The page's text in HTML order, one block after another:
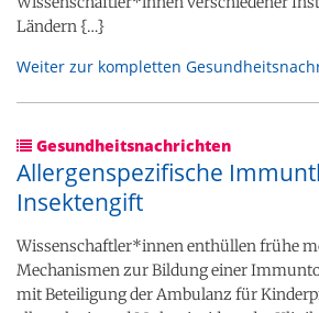
Ländern {…}
Weiter zur kompletten
Gesundheitsnachrichten
Allergenspezifische
Insektengift
Wissenschaftler*innen enthüllen frühe
Mechanismen zur Bildung einer
mit Beteiligung der Ambulanz für